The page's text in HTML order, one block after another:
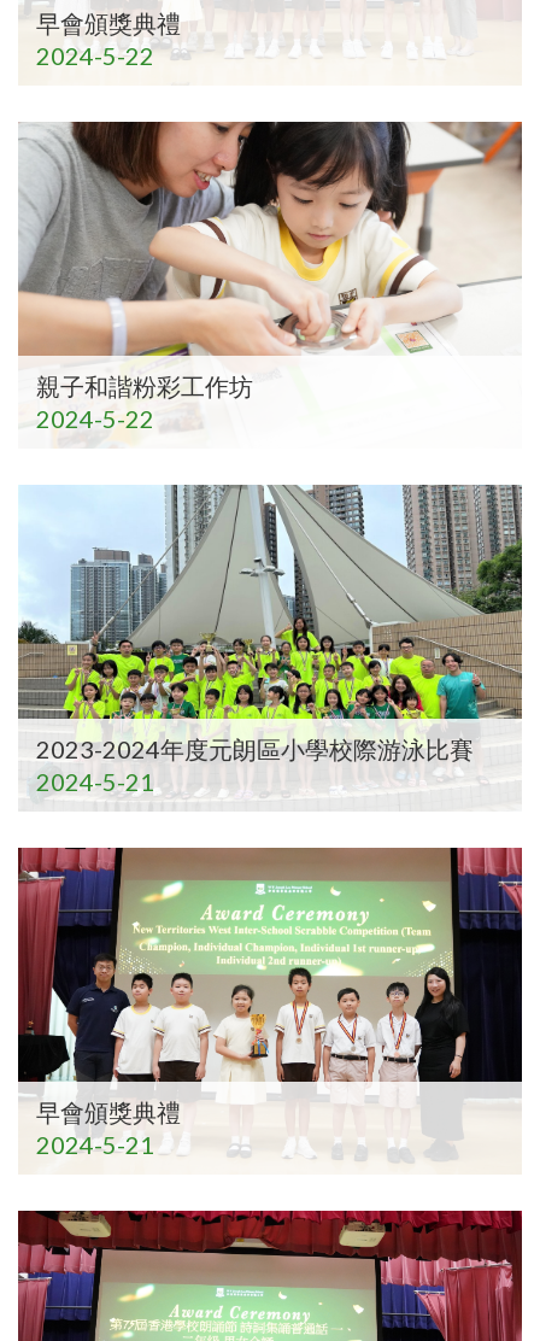
早會頒獎典禮
2024-5-22
親子和諧粉彩工作坊
2024-5-22
2023-2024年度元朗區小學校際游泳比賽
2024-5-21
早會頒獎典禮
2024-5-21